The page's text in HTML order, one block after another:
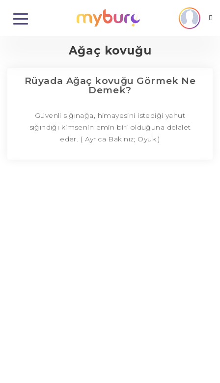
Ağaç kovuğu
Rüyada Ağaç kovuğu Görmek Ne
Demek?
Güvenli sığınağa, himayesini istediği yahut
sığındığı kimsenin emin biri olduğuna delalet
eder. ( Ayrıca Bakınız; Oyuk.)